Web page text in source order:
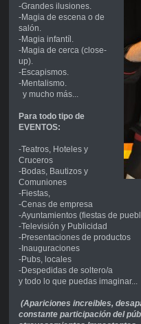
-Grandes ilusiones.
-Magia de escena o de
salón.
-Magia infantíl.
-Magia de cerca (close-
up).
-Escapismos.
-Mentalismo.
y mucho más...
Para todo tipo de
EVENTOS:
-Teatros, Hoteles y
Cruceros
-Bodas, Bautizos y
Comuniones
-Fiestas,
-Cenas de empresa
-Ayuntamientos (fiestas de
-Televisión y Publicidad
-Presentaciones de productos
-Inauguraciones
-Pubs, locales
-Despedidas de soltero/a
y todo lo que puedas imaginar...
(Apariciones increibles,
constante participación del